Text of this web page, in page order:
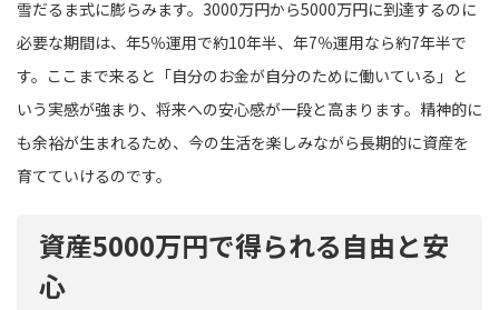
雪だるま式に膨らみます。3000万円から5000万円に到達するのに
必要な期間は、年5％運用で約10年半、年7％運用なら約7年半で
す。ここまで来ると「自分のお金が自分のために働いている」と
いう実感が強まり、将来への安心感が一段と高まります。精神的に
も余裕が生まれるため、今の生活を楽しみながら長期的に資産を
育てていけるのです。
資産5000万円で得られる自由と安
心